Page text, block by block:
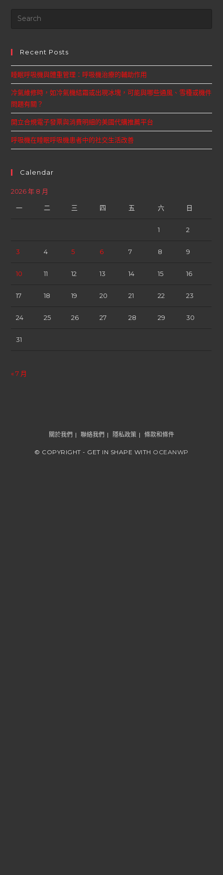
Recent Posts
睡眠呼吸機與體重管理：呼吸機治療的輔助作用
冷氣維修時，如冷氣機結霜或出現冰塊，可能與哪些通風、雪種或機件
問題有關？
開立合規電子發票與消費明細的美國代購推薦平台
呼吸機在睡眠呼吸機患者中的社交生活改善
Calendar
2026 年 8 月
一 二 三 四 五 六 日
1 2
3 4 5 6 7 8 9
10 11 12 13 14 15 16
17 18 19 20 21 22 23
24 25 26 27 28 29 30
31
« 7 月
關於我們 聯絡我們 隱私政策 條款和條件
© COPYRIGHT - GET IN SHAPE WITH OCEANWP